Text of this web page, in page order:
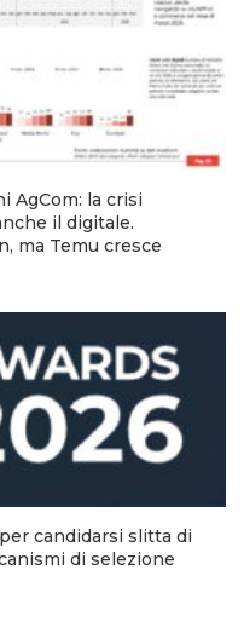
AgCom: la crisi
il digitale.
ma Temu cresce
candidarsi slitta di
di selezione